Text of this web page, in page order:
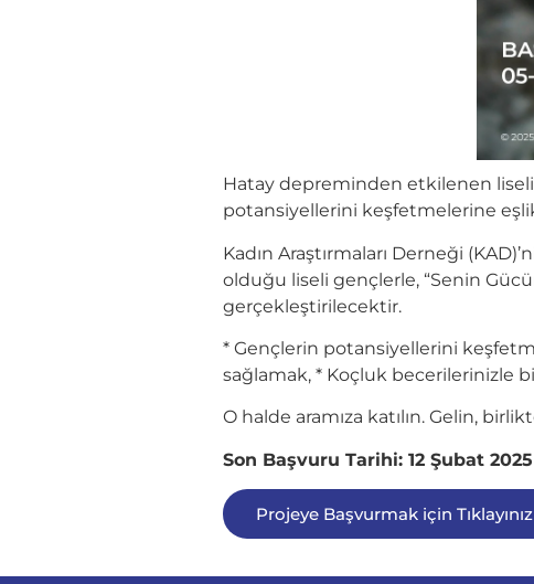
Hatay depreminden etkilenen
potansiyellerini keşfetmelerine
Kadın Araştırmaları Derneği
olduğu liseli gençlerle, “Senin
gerçekleştirilecektir.
* Gençlerin potansiyellerini
sağlamak, * Koçluk becerilerinizle
O halde aramıza katılın. Gelin,
Son Başvuru Tarihi: 12 Şubat 2025
Projeye Başvurmak için Tıklayınız